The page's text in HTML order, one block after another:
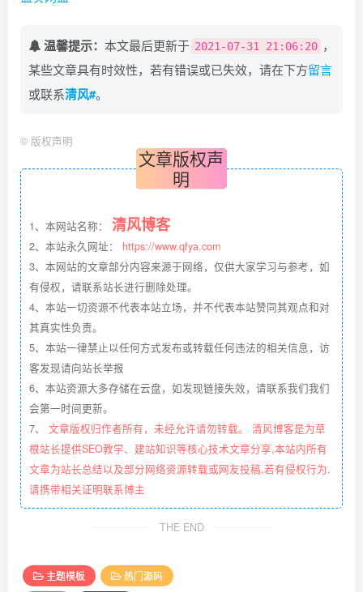
温馨提示： 本文最后更新于 2021-07-31 21:06:20 ，
某些文章具有时效性，若有错误或已失效，请在下方留言
或联系清风#。
© 版权声明
文章版权声
明
1、本网站名称： 清风博客
2、本站永久网址： https://www.qfya.com
3、本网站的文章部分内容来源于网络，仅供大家学习与参考，如
有侵权，请联系站长进行删除处理。
4、本站一切资源不代表本站立场，并不代表本站赞同其观点和对
其真实性负责。
5、本站一律禁止以任何方式发布或转载任何违法的相关信息，访
客发现请向站长举报
6、本站资源大多存储在云盘，如发现链接失效，请联系我们我们
会第一时间更新。
7、 文章版权归作者所有，未经允许请勿转载。 清风博客是为草
根站长提供SEO教学、建站知识等核心技术文章分享,本站内所有
文章为站长总结以及部分网络资源转载或网友投稿,若有侵权行为,
请携带相关证明联系博主
THE END
主题模板
热门源码